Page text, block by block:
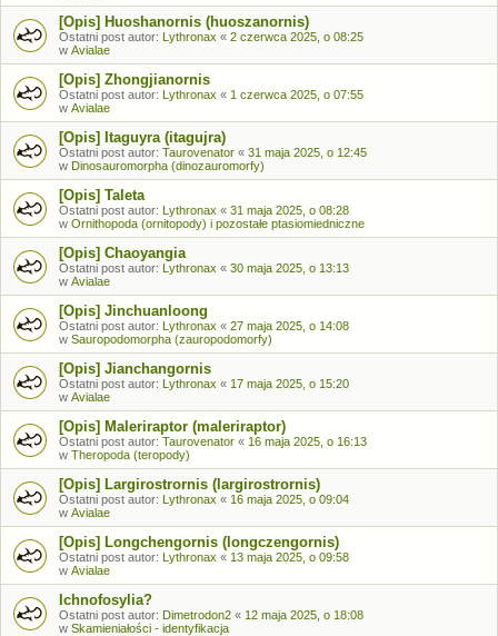
[Opis] Huoshanornis (huoszanornis)
Ostatni post autor: Lythronax « 2 czerwca 2025, o 08:25
w Avialae
[Opis] Zhongjianornis
Ostatni post autor: Lythronax « 1 czerwca 2025, o 07:55
w Avialae
[Opis] Itaguyra (itagujra)
Ostatni post autor: Taurovenator « 31 maja 2025, o 12:45
w Dinosauromorpha (dinozauromorfy)
[Opis] Taleta
Ostatni post autor: Lythronax « 31 maja 2025, o 08:28
w Ornithopoda (ornitopody) i pozostałe ptasiomiedniczne
[Opis] Chaoyangia
Ostatni post autor: Lythronax « 30 maja 2025, o 13:13
w Avialae
[Opis] Jinchuanloong
Ostatni post autor: Lythronax « 27 maja 2025, o 14:08
w Sauropodomorpha (zauropodomorfy)
[Opis] Jianchangornis
Ostatni post autor: Lythronax « 17 maja 2025, o 15:20
w Avialae
[Opis] Maleriraptor (maleriraptor)
Ostatni post autor: Taurovenator « 16 maja 2025, o 16:13
w Theropoda (teropody)
[Opis] Largirostrornis (largirostrornis)
Ostatni post autor: Lythronax « 16 maja 2025, o 09:04
w Avialae
[Opis] Longchengornis (longczengornis)
Ostatni post autor: Lythronax « 13 maja 2025, o 09:58
w Avialae
Ichnofosylia?
Ostatni post autor: Dimetrodon2 « 12 maja 2025, o 18:08
w Skamieniałości - identyfikacja